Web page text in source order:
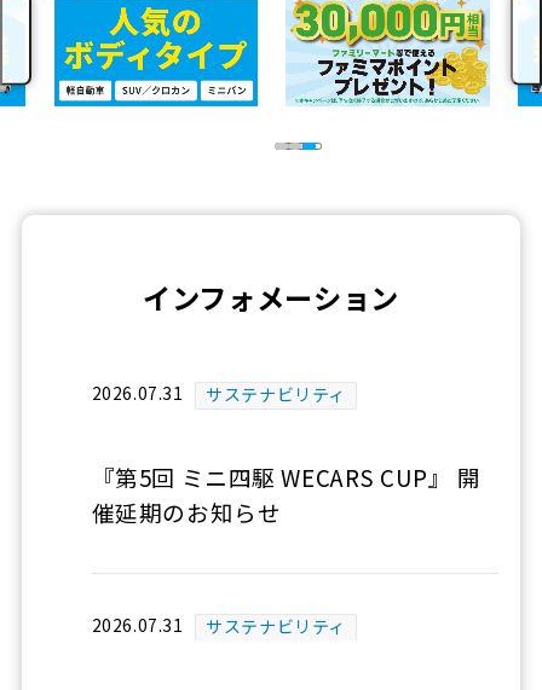
インフォメーション
2026.07.31 サステナビリティ
『第5回 ミニ四駆 WECARS CUP』 開
催延期のお知らせ
2026.07.31 サステナビリティ